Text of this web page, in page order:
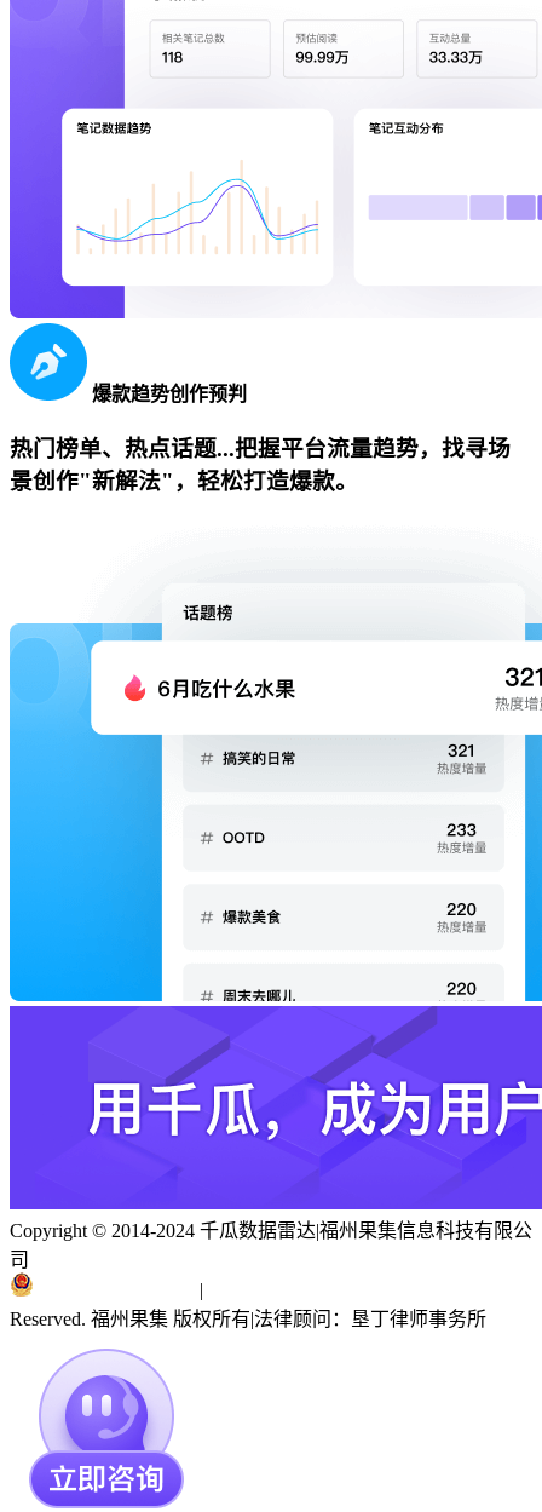
爆款趋势创作预判
热门榜单、热点话题...把握平台流量趋势，找寻场
景创作"新解法"，轻松打造爆款。
Copyright © 2014-2024 千瓜数据雷达|福州果集信息科技有限公
司
|
Reserved. 福州果集 版权所有|法律顾问：垦丁律师事务所